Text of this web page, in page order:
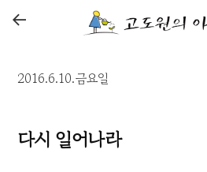
←
2016.6.10.금요일
다시 일어나라